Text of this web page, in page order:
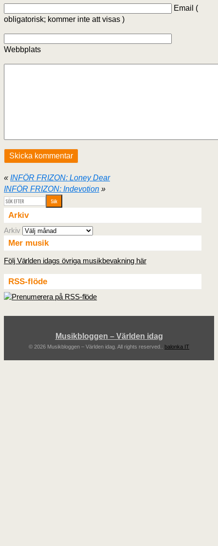
Email (
obligatorisk; kommer inte att visas )
Webbplats
« INFÖR FRIZON: Loney Dear
INFÖR FRIZON: Indevotion »
Arkiv
Arkiv
Mer musik
Följ Världen idags övriga musikbevakning här
RSS-flöde
Musikbloggen – Världen idag
© 2026 Musikbloggen – Världen idag. All rights reserved.. balonka IT